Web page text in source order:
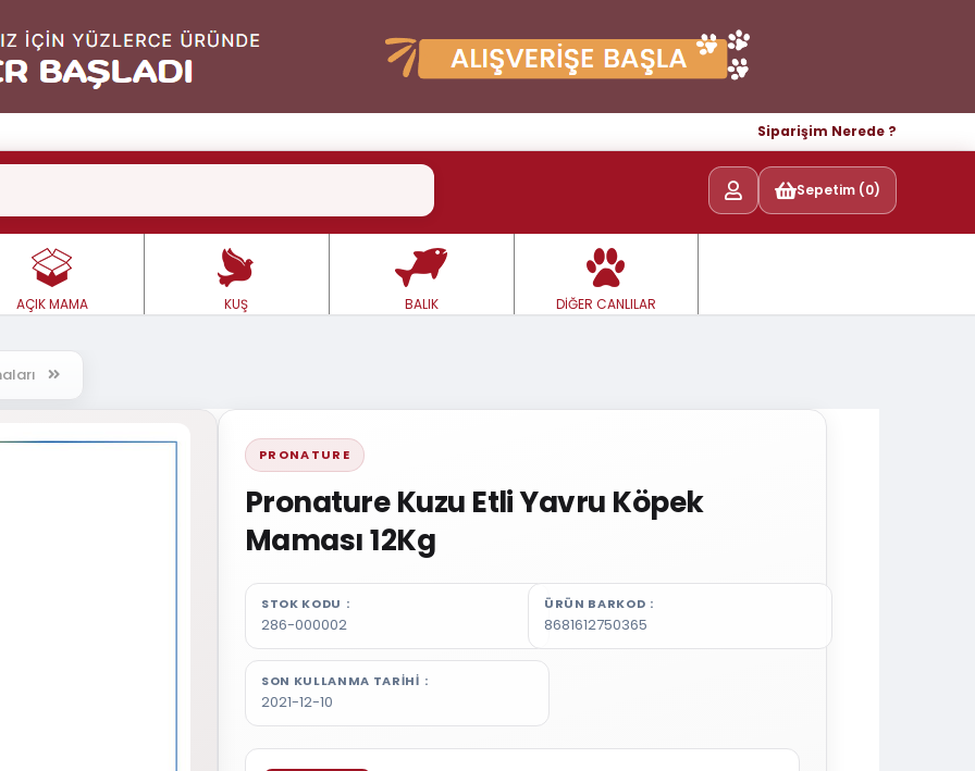
Siparişim Nerede ?
Sepetim (0)
AÇIK MAMA KUŞ BALIK DİĞER CANLILAR
PRONATURE
Pronature Kuzu Etli Yavru Köpek
Maması 12Kg
STOK KODU
286-000002
ÜRÜN BARKOD
8681612750365
SON KULLANMA TARIHI
2021-12-10